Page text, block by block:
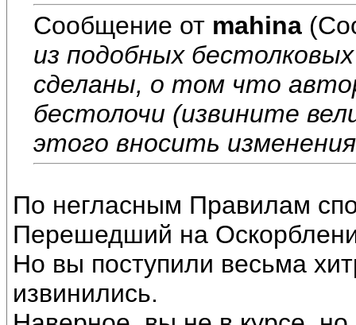
Сообщение от mahina
из подобных
сделаны, о том что
бестолочи (извините
этого вносить
По негласным Правилам
Перешедший на
Но вы поступили весьма
извинились.